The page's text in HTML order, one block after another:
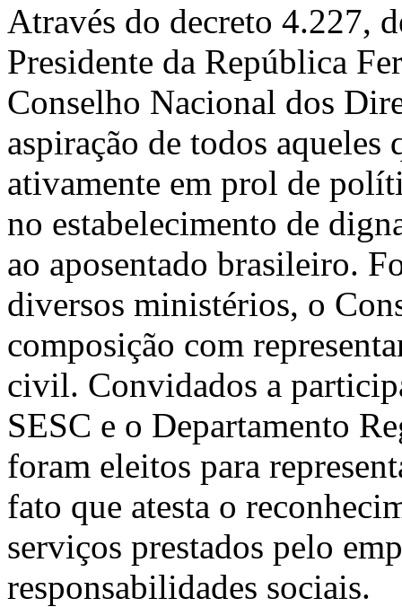
Através do decreto 4.227,
Presidente da República
Conselho Nacional dos
aspiração de todos
ativamente em prol de
no estabelecimento de
ao aposentado brasileiro.
diversos ministérios, o
composição com
civil. Convidados a
SESC e o Departamento
foram eleitos para
fato que atesta o
serviços prestados pelo
responsabilidades sociais.